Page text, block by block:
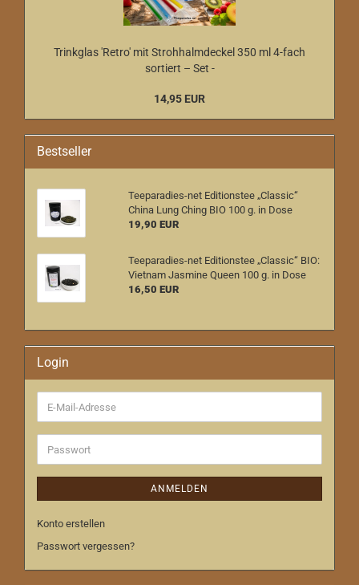
Trinkglas 'Retro' mit Strohhalmdeckel 350 ml 4-fach
sortiert – Set -
14,95 EUR
Bestseller
Teeparadies-net Editionstee „Classic“
China Lung Ching BIO 100 g. in Dose
19,90 EUR
Teeparadies-net Editionstee „Classic“ BIO:
Vietnam Jasmine Queen 100 g. in Dose
16,50 EUR
Login
E-
Mail-
Adresse
Passwort
ANMELDEN
Konto erstellen
Passwort vergessen?